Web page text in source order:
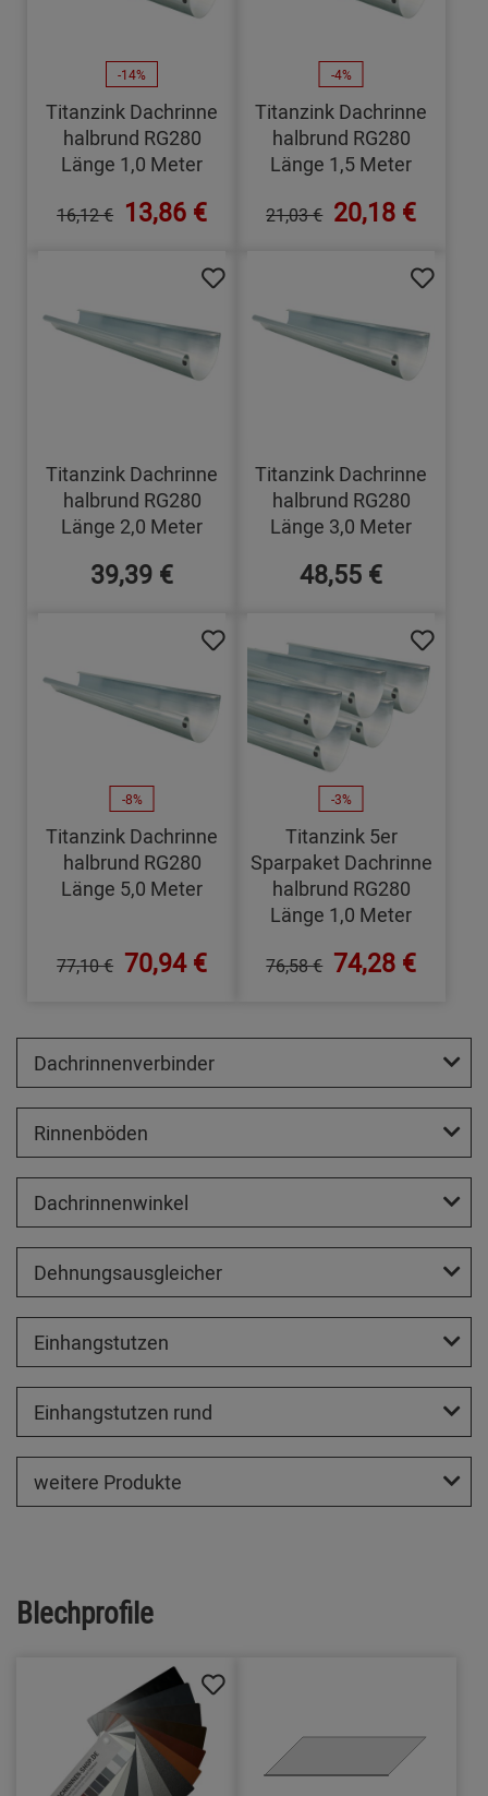
-14%
Titanzink Dachrinne
halbrund RG280
Länge 1,0 Meter
16,12 € 13,86 €
-4%
Titanzink Dachrinne
halbrund RG280
Länge 1,5 Meter
21,03 € 20,18 €
Titanzink Dachrinne
halbrund RG280
Länge 2,0 Meter
39,39 €
Titanzink Dachrinne
halbrund RG280
Länge 3,0 Meter
48,55 €
-8%
Titanzink Dachrinne
halbrund RG280
Länge 5,0 Meter
77,10 € 70,94 €
-3%
Titanzink 5er
Sparpaket Dachrinne
halbrund RG280
Länge 1,0 Meter
76,58 € 74,28 €
Dachrinnenverbinder
Rinnenböden
Dachrinnenwinkel
Dehnungsausgleicher
Einhangstutzen
Einhangstutzen rund
weitere Produkte
Blechprofile